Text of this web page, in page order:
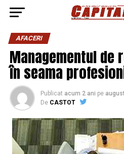
AFACERI
Managementul de
în seama
Publicat acum 2 ani pe
De CASTOT